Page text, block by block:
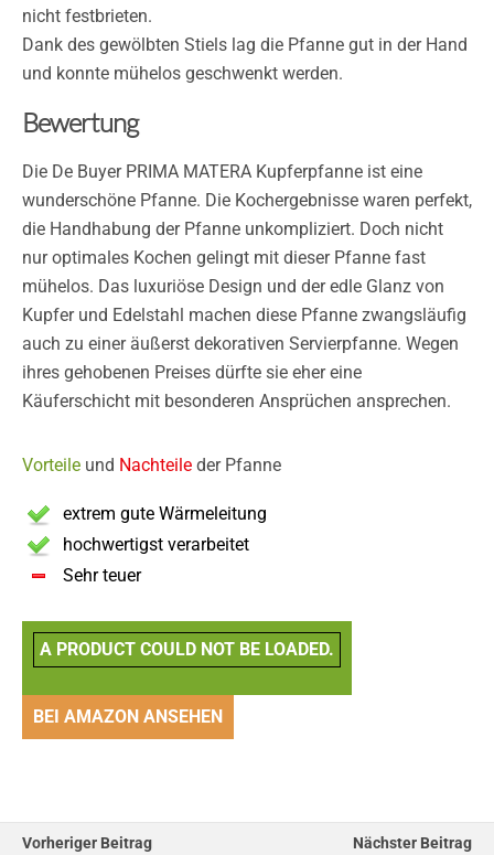
nicht festbrieten.
Dank des gewölbten Stiels lag die Pfanne gut in der Hand
und konnte mühelos geschwenkt werden.
Bewertung
Die De Buyer PRIMA MATERA Kupferpfanne ist eine
wunderschöne Pfanne. Die Kochergebnisse waren perfekt,
die Handhabung der Pfanne unkompliziert. Doch nicht
nur optimales Kochen gelingt mit dieser Pfanne fast
mühelos. Das luxuriöse Design und der edle Glanz von
Kupfer und Edelstahl machen diese Pfanne zwangsläufig
auch zu einer äußerst dekorativen Servierpfanne. Wegen
ihres gehobenen Preises dürfte sie eher eine
Käuferschicht mit besonderen Ansprüchen ansprechen.
Vorteile und Nachteile der Pfanne
extrem gute Wärmeleitung
hochwertigst verarbeitet
Sehr teuer
A PRODUCT COULD NOT BE LOADED.
BEI AMAZON ANSEHEN
Vorheriger Beitrag
Nächster Beitrag